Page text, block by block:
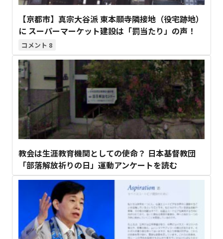
【京都市】真宗大谷派 東本願寺隣接地（役宅跡地）
に スーパーマーケット建設は「罰当たり」の声！
8
教会は生涯教育機関としての使命？ 日本基督教団
「部落解放祈りの日」運動アンケートを読む